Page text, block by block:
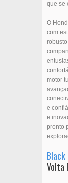
que se
O
com
motor
e
e
pronto
Black
Volta